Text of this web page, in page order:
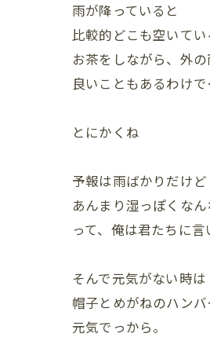
雨が降っていると
比較的どこも空いてい
お茶をしながら、外
良いこともあるわけ
とにかくね
予報は雨ばかりだけど
あんまり湿っぽくなん
って、俺は君たちに言
そんで元気がない時は
帽子とめがねのハンバ
元気でっから。